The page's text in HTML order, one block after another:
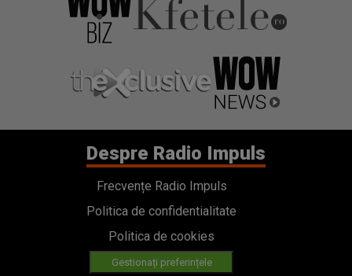
Despre Radio Impuls
Frecvențe Radio Impuls
Politica de confidentialitate
Politica de cookies
Gestionați preferințele